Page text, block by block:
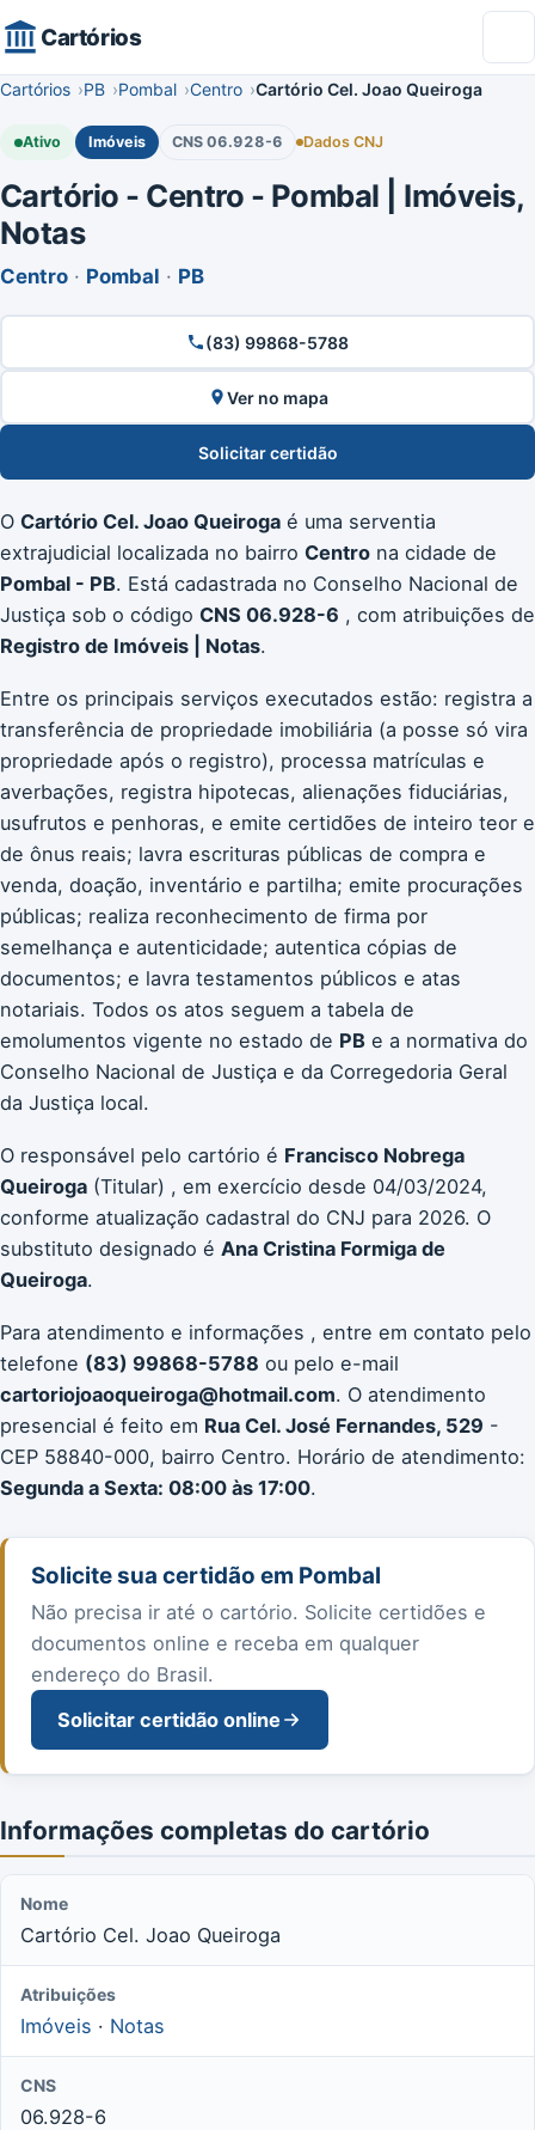
Cartórios
Cartórios PB Pombal Centro Cartório Cel. Joao Queiroga
Ativo Imóveis CNS 06.928-6 Dados CNJ
Cartório - Centro - Pombal | Imóveis,
Notas
Centro · Pombal · PB
(83) 99868-5788
Ver no mapa
Solicitar certidão
O Cartório Cel. Joao Queiroga é uma serventia
extrajudicial localizada no bairro Centro na cidade de
Pombal - PB. Está cadastrada no Conselho Nacional de
Justiça sob o código CNS 06.928-6 , com atribuições de
Registro de Imóveis | Notas.
Entre os principais serviços executados estão: registra a
transferência de propriedade imobiliária (a posse só vira
propriedade após o registro), processa matrículas e
averbações, registra hipotecas, alienações fiduciárias,
usufrutos e penhoras, e emite certidões de inteiro teor e
de ônus reais; lavra escrituras públicas de compra e
venda, doação, inventário e partilha; emite procurações
públicas; realiza reconhecimento de firma por
semelhança e autenticidade; autentica cópias de
documentos; e lavra testamentos públicos e atas
notariais. Todos os atos seguem a tabela de
emolumentos vigente no estado de PB e a normativa do
Conselho Nacional de Justiça e da Corregedoria Geral
da Justiça local.
O responsável pelo cartório é Francisco Nobrega
Queiroga (Titular) , em exercício desde 04/03/2024,
conforme atualização cadastral do CNJ para 2026. O
substituto designado é Ana Cristina Formiga de
Queiroga.
Para atendimento e informações , entre em contato pelo
telefone (83) 99868-5788 ou pelo e-mail
cartoriojoaoqueiroga@hotmail.com. O atendimento
presencial é feito em Rua Cel. José Fernandes, 529 -
CEP 58840-000, bairro Centro. Horário de atendimento:
Segunda a Sexta: 08:00 às 17:00.
Solicite sua certidão em Pombal
Não precisa ir até o cartório. Solicite certidões e
documentos online e receba em qualquer
endereço do Brasil.
Solicitar certidão online
Informações completas do cartório
Nome
Cartório Cel. Joao Queiroga
Atribuições
Imóveis · Notas
CNS
06.928-6